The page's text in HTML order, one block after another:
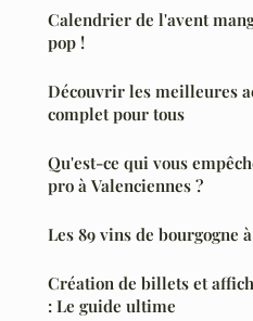
Calendrier de l'avent
pop !
Découvrir les meilleures
complet pour tous
Qu'est-ce qui vous
pro à Valenciennes ?
Les 89 vins de bourgogne
Création de billets et
: Le guide ultime